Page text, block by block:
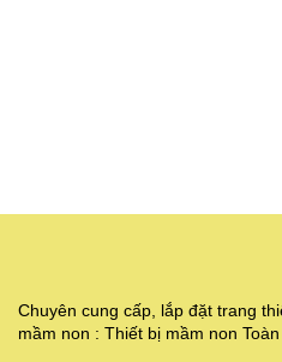
Chuyên cung cấp, lắp đặt trang
mầm non : Thiết bị mầm non